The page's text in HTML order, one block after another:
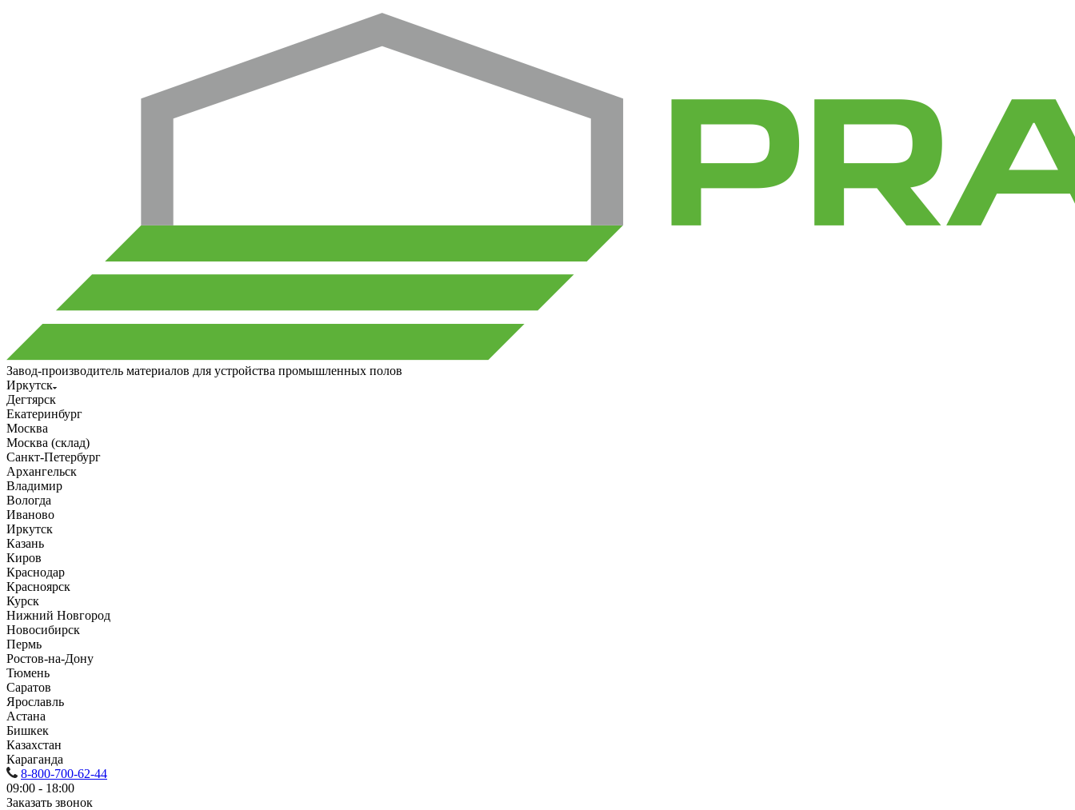
Завод-производитель материалов для устройства промышленных полов
Иркутск
Дегтярск
Екатеринбург
Москва
Москва (склад)
Санкт-Петербург
Архангельск
Владимир
Вологда
Иваново
Иркутск
Казань
Киров
Краснодар
Красноярск
Курск
Нижний Новгород
Новосибирск
Пермь
Ростов-на-Дону
Тюмень
Саратов
Ярославль
Астана
Бишкек
Казахстан
Караганда
8-800-700-62-44
09:00 - 18:00
Заказать звонок